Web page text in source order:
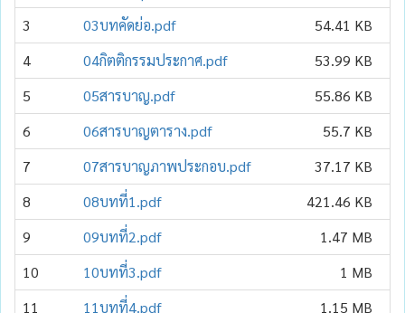
3
03บทคัดย่อ.pdf
54.41 KB
4
04กิตติกรรมประกาศ.pdf
53.99 KB
5
05สารบาญ.pdf
55.86 KB
6
06สารบาญตาราง.pdf
55.7 KB
7
07สารบาญภาพประกอบ.pdf
37.17 KB
8
08บทที่1.pdf
421.46 KB
9
09บทที่2.pdf
1.47 MB
10
10บทที่3.pdf
1 MB
11
11บทที่4.pdf
1.15 MB